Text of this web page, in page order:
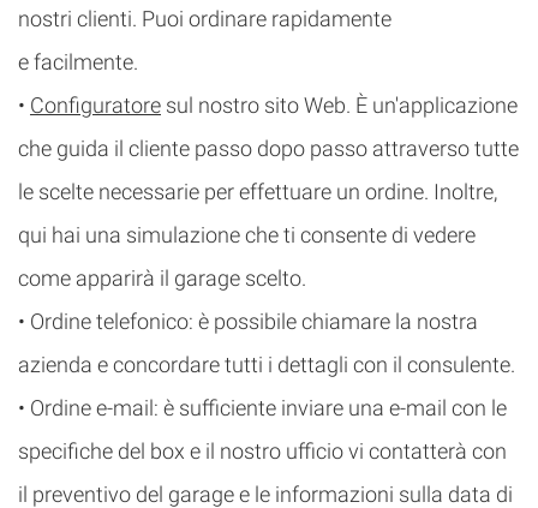
nostri clienti. Puoi ordinare rapidamente
e facilmente.
• Configuratore sul nostro sito Web. È un'applicazione
che guida il cliente passo dopo passo attraverso tutte
le scelte necessarie per effettuare un ordine. Inoltre,
qui hai una simulazione che ti consente di vedere
come apparirà il garage scelto.
• Ordine telefonico: è possibile chiamare la nostra
azienda e concordare tutti i dettagli con il consulente.
• Ordine e-mail: è sufficiente inviare una e-mail con le
specifiche del box e il nostro ufficio vi contatterà con
il preventivo del garage e le informazioni sulla data di